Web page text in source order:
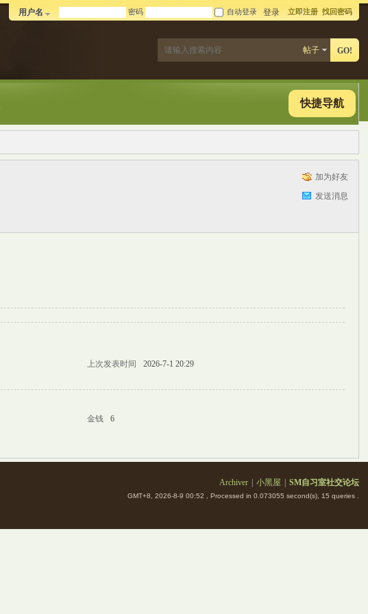
用户名 密码 自动登录 登录 立即注册 找回密码
帖子 GO!
快捷导航
加为好友
发送消息
上次发表时间
2026-7-1 20:29
金钱
6
Archiver 小黑屋 SM自习室社交论坛
GMT+8, 2026-8-9 00:52 , Processed in 0.073055 second(s), 15 queries .